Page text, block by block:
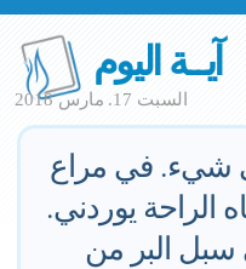
آيــة اليوم
السبت 17. مارس 2018
شيء. في مراع
الراحة يوردني.
سبل البر من